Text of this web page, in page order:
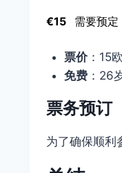
€15 需要预定
票价：15
免费：26
票务预订
为了确保顺利